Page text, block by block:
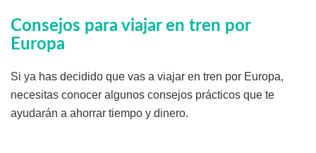
Consejos para viajar en tren por
Europa
Si ya has decidido que vas a viajar en tren por Europa,
necesitas conocer algunos consejos prácticos que te
ayudarán a ahorrar tiempo y dinero.